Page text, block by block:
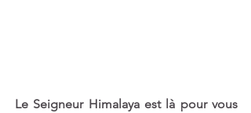
Le Seigneur Himalaya est là pour vous